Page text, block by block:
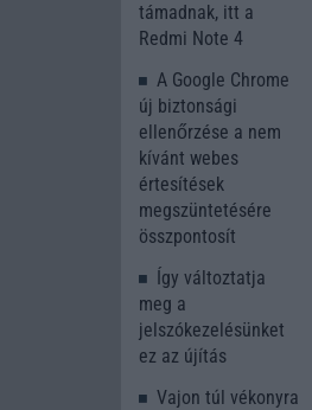
támadnak, itt a
Redmi Note 4
A Google Chrome
új biztonsági
ellenőrzése a nem
kívánt webes
értesítések
megszüntetésére
összpontosít
Így változtatja
meg a
jelszókezelésünket
ez az újítás
Vajon túl vékonyra